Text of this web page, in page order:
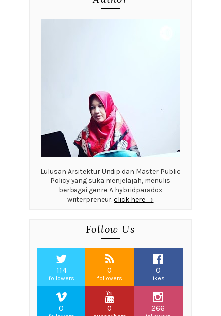
Lulusan Arsitektur Undip dan Master Public
Policy yang suka menjelajah, menulis
berbagai genre. A hybridparadox
writerpreneur.click here →
Follow Us
114
followers
0
followers
0
likes
0 0 266